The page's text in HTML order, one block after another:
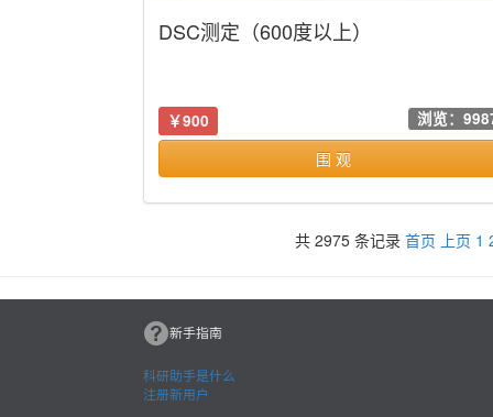
DSC测定（600度以上）
￥900 浏览：
围 观
共 2975 条记录 首页 上页 1
新手指南
科研助手是什么
注册新用户